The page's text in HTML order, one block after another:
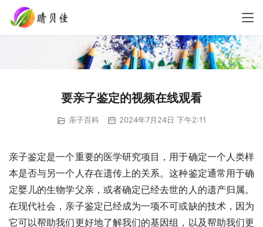
要亲子鉴定的视频在线观看
亲子百科 2024年7月24日 下午2:11
亲子鉴定是一个重要的医学研究项目，用于确定一个人类样
本是否与另一个人存在遗传上的关系。这种鉴定通常用于确
定婴儿的生物学父亲，或者确定已经去世的人的遗产归属。
在现代社会，亲子鉴定已经成为一项不可或缺的技术，因为
它可以帮助我们更好地了解我们的基因组，以及帮助我们更